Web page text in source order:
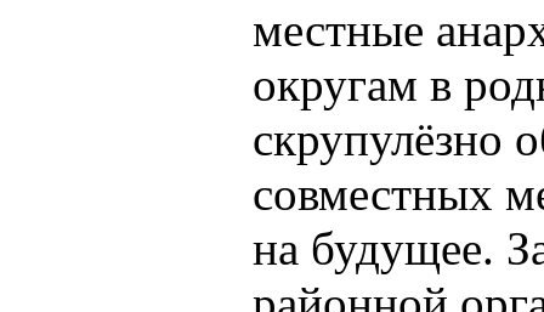
местные
округам в
скрупулёзно
совместных
на будущее.